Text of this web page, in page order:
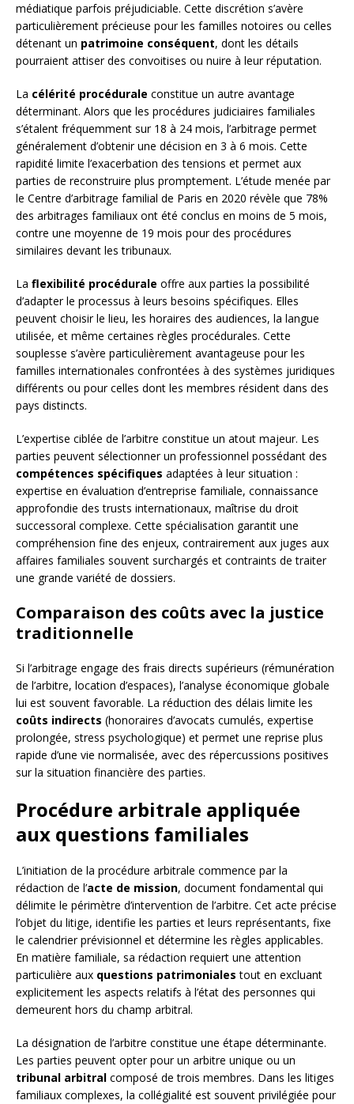
médiatique parfois préjudiciable. Cette discrétion s’avère
particulièrement précieuse pour les familles notoires ou celles
détenant un patrimoine conséquent, dont les détails
pourraient attiser des convoitises ou nuire à leur réputation.
La célérité procédurale constitue un autre avantage
déterminant. Alors que les procédures judiciaires familiales
s’étalent fréquemment sur 18 à 24 mois, l’arbitrage permet
généralement d’obtenir une décision en 3 à 6 mois. Cette
rapidité limite l’exacerbation des tensions et permet aux
parties de reconstruire plus promptement. L’étude menée par
le Centre d’arbitrage familial de Paris en 2020 révèle que 78%
des arbitrages familiaux ont été conclus en moins de 5 mois,
contre une moyenne de 19 mois pour des procédures
similaires devant les tribunaux.
La flexibilité procédurale offre aux parties la possibilité
d’adapter le processus à leurs besoins spécifiques. Elles
peuvent choisir le lieu, les horaires des audiences, la langue
utilisée, et même certaines règles procédurales. Cette
souplesse s’avère particulièrement avantageuse pour les
familles internationales confrontées à des systèmes juridiques
différents ou pour celles dont les membres résident dans des
pays distincts.
L’expertise ciblée de l’arbitre constitue un atout majeur. Les
parties peuvent sélectionner un professionnel possédant des
compétences spécifiques adaptées à leur situation :
expertise en évaluation d’entreprise familiale, connaissance
approfondie des trusts internationaux, maîtrise du droit
successoral complexe. Cette spécialisation garantit une
compréhension fine des enjeux, contrairement aux juges aux
affaires familiales souvent surchargés et contraints de traiter
une grande variété de dossiers.
Comparaison des coûts avec la justice
traditionnelle
Si l’arbitrage engage des frais directs supérieurs (rémunération
de l’arbitre, location d’espaces), l’analyse économique globale
lui est souvent favorable. La réduction des délais limite les
coûts indirects (honoraires d’avocats cumulés, expertise
prolongée, stress psychologique) et permet une reprise plus
rapide d’une vie normalisée, avec des répercussions positives
sur la situation financière des parties.
Procédure arbitrale appliquée
aux questions familiales
L’initiation de la procédure arbitrale commence par la
rédaction de l’acte de mission, document fondamental qui
délimite le périmètre d’intervention de l’arbitre. Cet acte précise
l’objet du litige, identifie les parties et leurs représentants, fixe
le calendrier prévisionnel et détermine les règles applicables.
En matière familiale, sa rédaction requiert une attention
particulière aux questions patrimoniales tout en excluant
explicitement les aspects relatifs à l’état des personnes qui
demeurent hors du champ arbitral.
La désignation de l’arbitre constitue une étape déterminante.
Les parties peuvent opter pour un arbitre unique ou un
tribunal arbitral composé de trois membres. Dans les litiges
familiaux complexes, la collégialité est souvent privilégiée pour